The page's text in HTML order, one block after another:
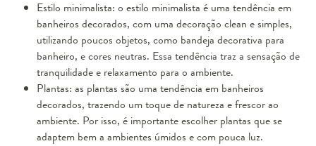
Estilo minimalista: o estilo minimalista é uma tendência em
banheiros decorados, com uma decoração clean e simples,
utilizando poucos objetos, como bandeja decorativa para
banheiro, e cores neutras. Essa tendência traz a sensação de
tranquilidade e relaxamento para o ambiente.
Plantas: as plantas são uma tendência em banheiros
decorados, trazendo um toque de natureza e frescor ao
ambiente. Por isso, é importante escolher plantas que se
adaptem bem a ambientes úmidos e com pouca luz.